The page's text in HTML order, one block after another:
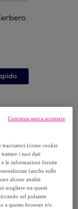
tracciatori (come cookie
i tuoi dati
e le informazioni fornite
(anche sullo
alcune analisi
scegliere tra questi
sul pulsante
a questo browser e/o
Continua senza accettare